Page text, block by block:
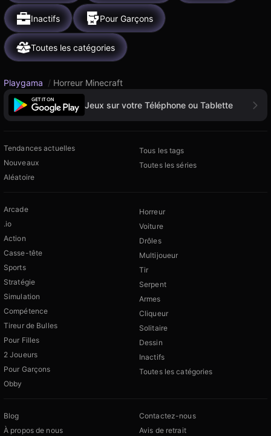
Inactifs Pour Garçons
Toutes les catégories
Playgama / Horreur Minecraft
Jeux sur votre Téléphone ou Tablette
Tendances actuelles
Nouveaux
Aléatoire
Tous les tags
Toutes les séries
Arcade
.io
Action
Casse-tête
Sports
Stratégie
Simulation
Compétence
Tireur de Bulles
Pour Filles
2 Joueurs
Pour Garçons
Obby
Horreur
Voiture
Drôles
Multijoueur
Tir
Serpent
Armes
Cliqueur
Solitaire
Dessin
Inactifs
Toutes les catégories
Blog
À propos de nous
Contactez-nous
Avis de retrait